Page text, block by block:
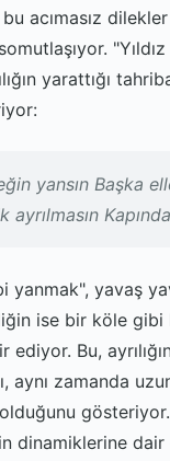
acımasız
yarattığı
yansın Başka
ayrılmasın
yanmak", yavaş
ise bir köle gibi
ediyor. Bu,
aynı zamanda
dinamiklerine